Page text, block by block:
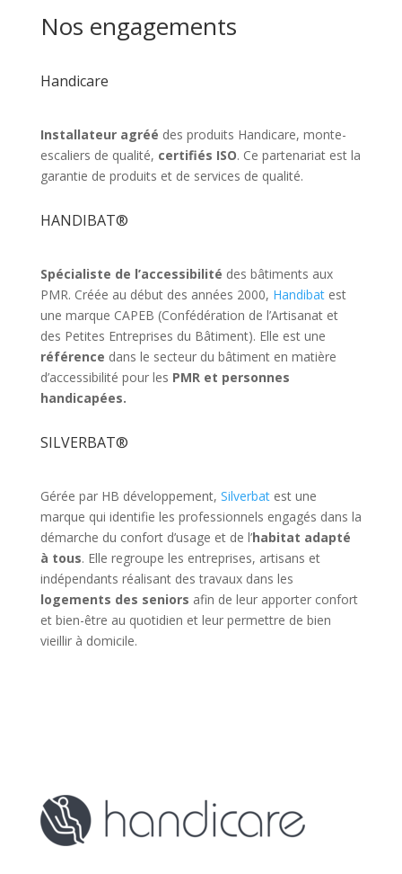
Nos engagements
Handicare
Installateur agréé des produits Handicare, monte-
escaliers de qualité, certifiés ISO. Ce partenariat est la
garantie de produits et de services de qualité.
HANDIBAT®
Spécialiste de l’accessibilité des bâtiments aux
PMR. Créée au début des années 2000, Handibatest
une marque CAPEB (Confédération de l’Artisanat et
des Petites Entreprises du Bâtiment). Elle est une
référence dans le secteur du bâtiment en matière
d’accessibilité pour les PMR et personnes
handicapées.
SILVERBAT®
Gérée par HB développement, Silverbatest une
marque qui identifie les professionnels engagés dans la
démarche du confort d’usage et de l’habitat adapté
à tous. Elle regroupe les entreprises, artisans et
indépendants réalisant des travaux dans les
logements des seniors afin de leur apporter confort
et bien-être au quotidien et leur permettre de bien
vieillir à domicile.